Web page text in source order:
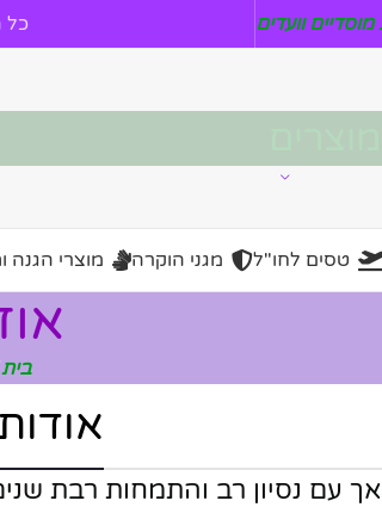
וועדים כל
טסים לחו"ל מגני הוקרה מוצרי הגנה
בית
עם נסיון רב והתמחות רבת